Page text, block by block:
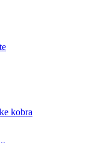
kobra